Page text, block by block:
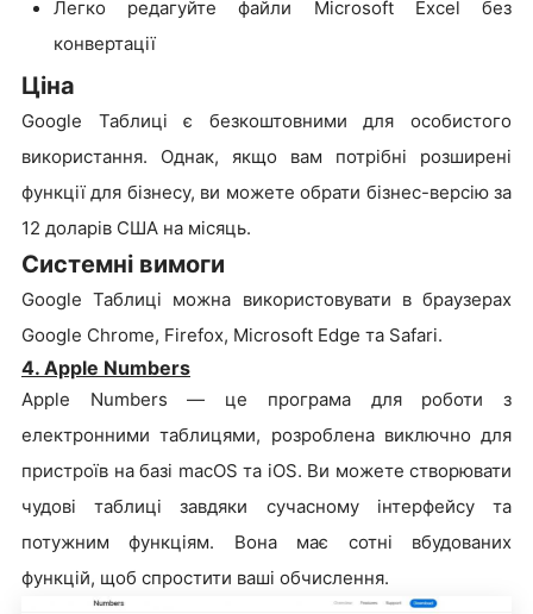
Легко редагуйте файли Microsoft Excel без
конвертації
Ціна
Google Таблиці є безкоштовними для особистого
використання. Однак, якщо вам потрібні розширені
функції для бізнесу, ви можете обрати бізнес-версію за
12 доларів США на місяць.
Системні вимоги
Google Таблиці можна використовувати в браузерах
Google Chrome, Firefox, Microsoft Edge та Safari.
4. Apple Numbers
Apple Numbers — це програма для роботи з
електронними таблицями, розроблена виключно для
пристроїв на базі macOS та iOS. Ви можете створювати
чудові таблиці завдяки сучасному інтерфейсу та
потужним функціям. Вона має сотні вбудованих
функцій, щоб спростити ваші обчислення.